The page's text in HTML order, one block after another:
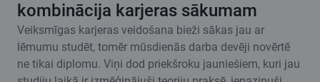
kombinācija karjeras sākumam
Veiksmīgas karjeras veidošana bieži sākas jau ar
lēmumu studēt, tomēr mūsdienās darba devēji novērtē
ne tikai diplomu. Viņi dod priekšroku jauniešiem, kuri jau